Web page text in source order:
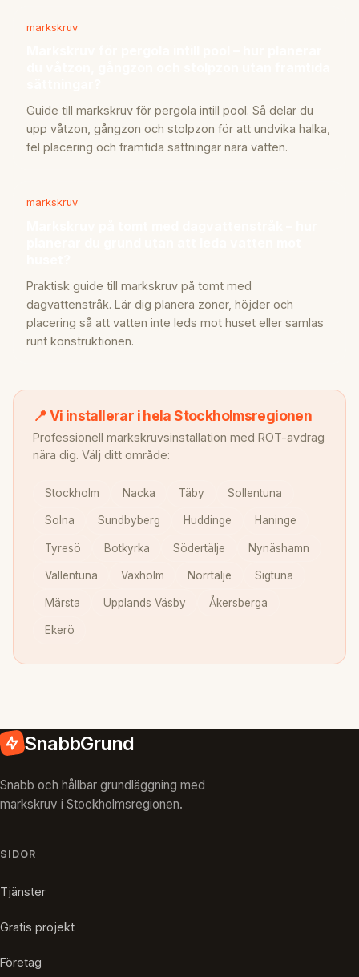
markskruv
Guide till markskruv för pergola intill pool. Så delar du
upp våtzon, gångzon och stolpzon för att undvika halka,
fel placering och framtida sättningar nära vatten.
markskruv
Praktisk guide till markskruv på tomt med
dagvattenstråk. Lär dig planera zoner, höjder och
placering så att vatten inte leds mot huset eller samlas
runt konstruktionen.
📍 Vi installerar i hela Stockholmsregionen
Professionell markskruvsinstallation med ROT-avdrag
nära dig. Välj ditt område:
Stockholm Nacka Täby Sollentuna
Solna Sundbyberg Huddinge Haninge
Tyresö Botkyrka Södertälje Nynäshamn
Vallentuna Vaxholm Norrtälje Sigtuna
Märsta Upplands Väsby Åkersberga
Ekerö
SnabbGrund
Snabb och hållbar grundläggning med
markskruv i Stockholmsregionen.
SIDOR
Tjänster
Gratis projekt
Företag